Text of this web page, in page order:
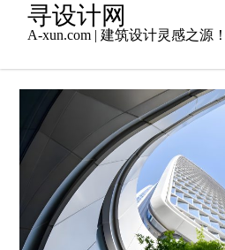
寻设计网
A-xun.com | 建筑设计灵感之源！
2025年2月25日
admin